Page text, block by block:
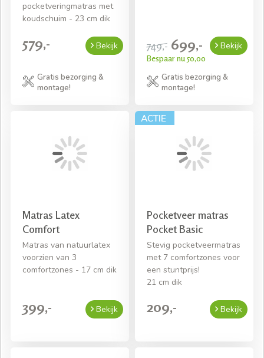
pocketveringmatras met
koudschuim - 23 cm dik
579,- Bekijk
Gratis bezorging &
montage!
749,- 699,-
Bespaar nu 50,00
Bekijk
Gratis bezorging &
montage!
Matras Latex
Comfort
Matras van natuurlatex
voorzien van 3
comfortzones - 17 cm dik
399,- Bekijk
Pocketveer matras
Pocket Basic
Stevig pocketveermatras
met 7 comfortzones voor
een stuntprijs!
21 cm dik
209,- Bekijk